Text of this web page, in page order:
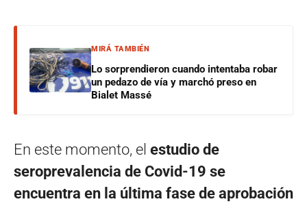
MIRÁ TAMBIÉN
Lo sorprendieron cuando intentaba robar
un pedazo de vía y marchó preso en
Bialet Massé
En este momento, el estudio de
seroprevalencia de Covid-19 se
encuentra en la última fase de aprobación